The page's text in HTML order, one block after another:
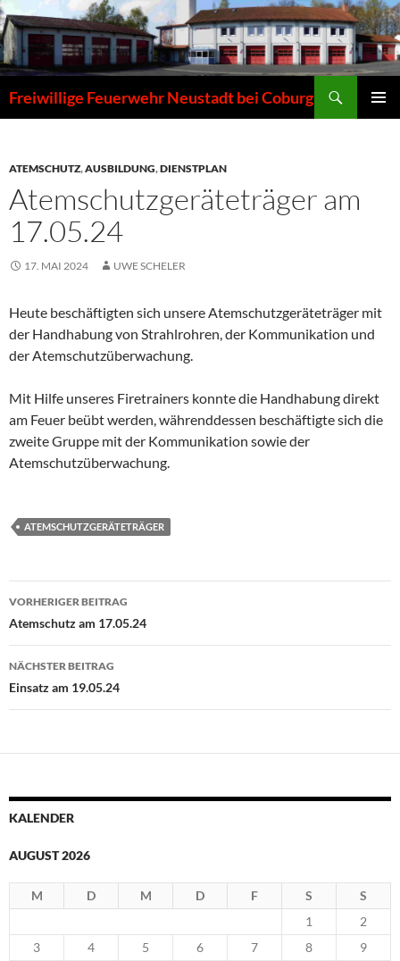
Zum
Inhalt
springen
Freiwillige Feuerwehr Neustadt bei Coburg
ATEMSCHUTZ,AUSBILDUNG,DIENSTPLAN
Atemschutzgeräteträger am
17.05.24
17. MAI 2024 UWE SCHELER
Heute beschäftigten sich unsere Atemschutzgeräteträger mit
der Handhabung von Strahlrohren, der Kommunikation und
der Atemschutzüberwachung.
Mit Hilfe unseres Firetrainers konnte die Handhabung direkt
am Feuer beübt werden, währenddessen beschäftigte sich die
zweite Gruppe mit der Kommunikation sowie der
Atemschutzüberwachung.
ATEMSCHUTZGERÄTETRÄGER
Beitragsnavigation
VORHERIGER BEITRAG
Atemschutz am 17.05.24
NÄCHSTER BEITRAG
Einsatz am 19.05.24
KALENDER
AUGUST 2026
M D M D F S S
1
2
3
4 5 6 7 8
9